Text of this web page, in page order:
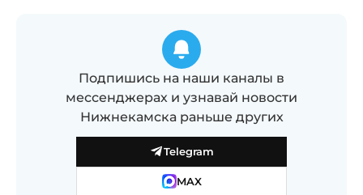
Подпишись на наши каналы в
мессенджерах и узнавай новости
Нижнекамска раньше других
Telegram
MAX